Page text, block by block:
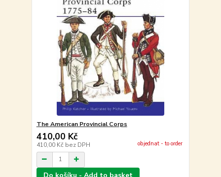
The American Provincial Corps
410,00 Kč
410,00 Kč bez DPH objednat - to order